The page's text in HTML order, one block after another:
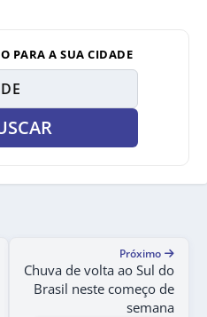
PARA A SUA CIDADE
Próximo
Chuva de volta ao Sul do
Brasil neste começo de
semana